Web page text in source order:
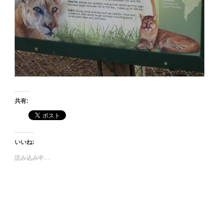
共有:
いいね:
読み込み中…